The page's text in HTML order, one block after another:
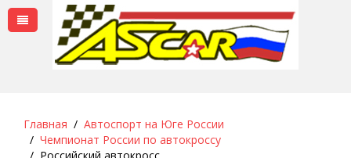
Главная
Автоспорт на Юге России
Чемпионат России по автокроссу